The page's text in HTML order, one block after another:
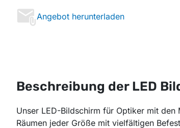
Angebot herunterladen
Beschreibung der LED
Unser LED-Bildschirm für Optiker mit
Räumen jeder Größe mit vielfältigen